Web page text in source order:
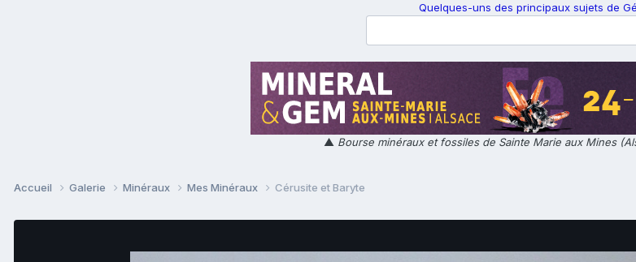
Quelques-uns des principaux sujets de
▲ Bourse minéraux et fossiles de Sainte Marie aux Mines
Accueil Galerie Minéraux Mes Minéraux Cérusite et Baryte